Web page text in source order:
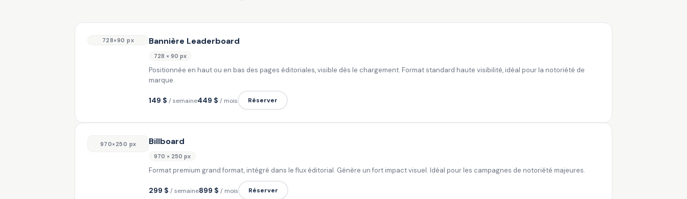
728×90 px Bannière Leaderboard
728 × 90 px
Positionnée en haut ou en bas des pages éditoriales, visible dès le chargement. Format standard haute visibilité, idéal pour la notoriété de
marque.
149 $ / semaine449 $ / mois Réserver
970×250 px Billboard
970 × 250 px
Format premium grand format, intégré dans le flux éditorial. Génère un fort impact visuel. Idéal pour les campagnes de notoriété majeures.
299 $ / semaine899 $ / mois Réserver